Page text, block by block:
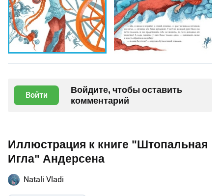
Войти
Войдите, чтобы оставить
комментарий
Иллюстрация к книге "Штопальная
Игла" Андерсена
Natali Vladi